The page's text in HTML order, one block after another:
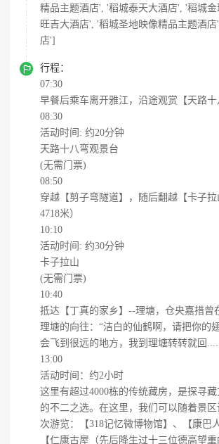
精品主题酒店', '稻城泰天大酒店', '稻城
旺吉大酒店', '稻城圣地映像精品主题酒
店']

行程：
07:30
早餐后乘车离开雅江，沿途观赏【天路
08:30
活动时间: 约20分钟
天路十八弯观景台
(无需门票)
08:50
穿越【剪子弯隧道】，随后翻越【卡子
4718米）
10:10
活动时间: 约30分钟
卡子拉山
(无需门票)
10:40
抵达【丁真的家乡】--理塘，仓央嘉措曾
理塘的向往：“洁白的仙鹤啊，请把你的
会飞到很远的地方，我到理塘转转就回
13:00
活动时间：约2小时
这里有超过4000栋的传统藏房，是探寻
的不二之选。在这里，我们可以随着景
次游览：【318记忆微博物馆】、【康巴
【仁康古屋（先后降生过十三位德高望重